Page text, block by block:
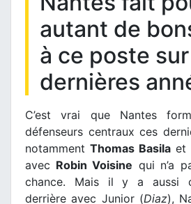
autant de
à ce poste
dernières
C’est vrai que Nantes
défenseurs centraux ces
notammentThomas Basila et
avec Robin Voisine qui n’a
chance. Mais il y a aussi
derrière avec Junior (Diaz),